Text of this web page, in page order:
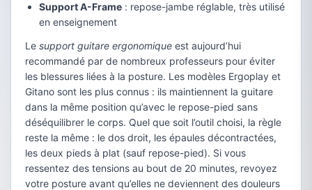
Support A-Frame : repose-jambe réglable, très utilisé
en enseignement
Le support guitare ergonomique est aujourd’hui
recommandé par de nombreux professeurs pour éviter
les blessures liées à la posture. Les modèles Ergoplay et
Gitano sont les plus connus : ils maintiennent la guitare
dans la même position qu’avec le repose-pied sans
déséquilibrer le corps. Quel que soit l’outil choisi, la règle
reste la même : le dos droit, les épaules décontractées,
les deux pieds à plat (sauf repose-pied). Si vous
ressentez des tensions au bout de 20 minutes, revoyez
votre posture avant qu’elles ne deviennent des douleurs